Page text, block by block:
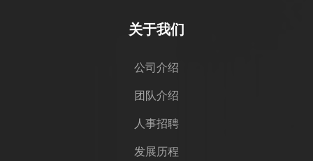
关于我们
公司介绍
团队介绍
人事招聘
发展历程